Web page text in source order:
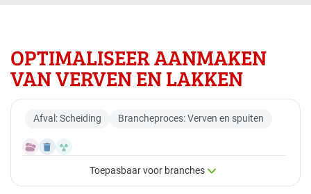
OPTIMALISEER AANMAKEN
VAN VERVEN EN LAKKEN
Afval: Scheiding Brancheproces: Verven en spuiten
Toepasbaar voor branches